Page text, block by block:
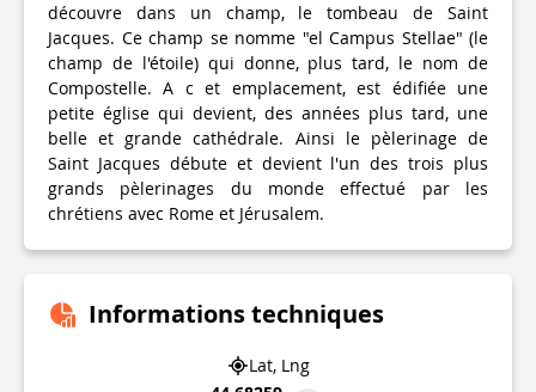
découvre dans un champ, le tombeau de Saint
Jacques. Ce champ se nomme "el Campus Stellae" (le
champ de l'étoile) qui donne, plus tard, le nom de
Compostelle. A c et emplacement, est édifiée une
petite église qui devient, des années plus tard, une
belle et grande cathédrale. Ainsi le pèlerinage de
Saint Jacques débute et devient l'un des trois plus
grands pèlerinages du monde effectué par les
chrétiens avec Rome et Jérusalem.
Informations techniques
Lat, Lng